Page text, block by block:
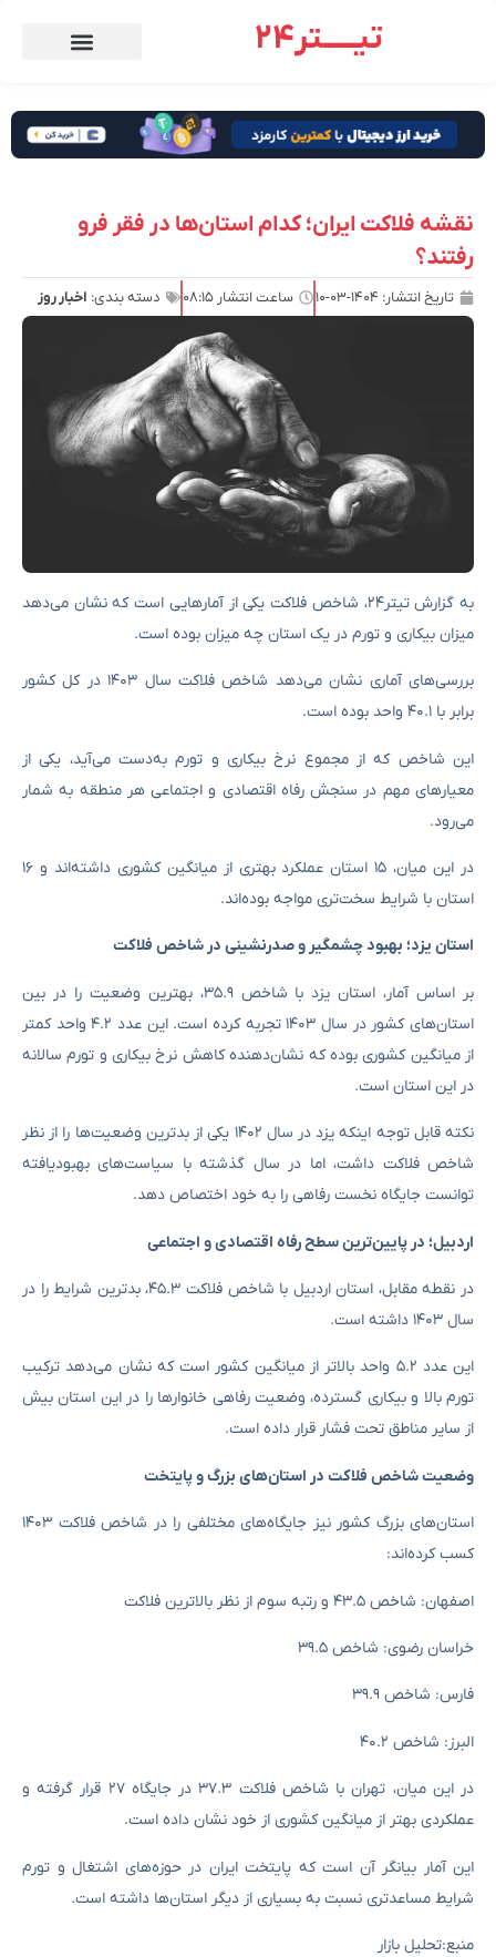
تیـــــتر24
نقشه فلاکت ایران؛ کدام استان‌ها در فقر فرو
رفتند؟
تاریخ انتشار: ۱۴۰۴-۰۳-۱۰ ساعت انتشار ۰۸:۱۵ دسته بندی: اخبار روز
به گزارش تیتر۲۴، شاخص فلاکت یکی از آمارهایی است که نشان می‌دهد
میزان بیکاری و تورم در یک استان چه میزان بوده است.
بررسی‌های آماری نشان می‌دهد شاخص فلاکت سال ۱۴۰۳ در کل کشور
برابر با ۴۰.۱ واحد بوده است.
این شاخص که از مجموع نرخ بیکاری و تورم به‌دست می‌آید، یکی از
معیارهای مهم در سنجش رفاه اقتصادی و اجتماعی هر منطقه به شمار
می‌رود.
در این میان، ۱۵ استان عملکرد بهتری از میانگین کشوری داشته‌اند و ۱۶
استان با شرایط سخت‌تری مواجه بوده‌اند.
استان یزد؛ بهبود چشمگیر و صدرنشینی در شاخص فلاکت
بر اساس آمار، استان یزد با شاخص ۳۵.۹، بهترین وضعیت را در بین
استان‌های کشور در سال ۱۴۰۳ تجربه کرده است. این عدد ۴.۲ واحد کمتر
از میانگین کشوری بوده که نشان‌دهنده کاهش نرخ بیکاری و تورم سالانه
در این استان است.
نکته قابل توجه اینکه یزد در سال ۱۴۰۲ یکی از بدترین وضعیت‌ها را از نظر
شاخص فلاکت داشت، اما در سال گذشته با سیاست‌های بهبودیافته
توانست جایگاه نخست رفاهی را به خود اختصاص دهد.
اردبیل؛ در پایین‌ترین سطح رفاه اقتصادی و اجتماعی
در نقطه مقابل، استان اردبیل با شاخص فلاکت ۴۵.۳، بدترین شرایط را در
سال ۱۴۰۳ داشته است.
این عدد ۵.۲ واحد بالاتر از میانگین کشور است که نشان می‌دهد ترکیب
تورم بالا و بیکاری گسترده، وضعیت رفاهی خانوارها را در این استان بیش
از سایر مناطق تحت فشار قرار داده است.
وضعیت شاخص فلاکت در استان‌های بزرگ و پایتخت
استان‌های بزرگ کشور نیز جایگاه‌های مختلفی را در شاخص فلاکت ۱۴۰۳
کسب کرده‌اند:
اصفهان: شاخص ۴۳.۵ و رتبه سوم از نظر بالاترین فلاکت
خراسان رضوی: شاخص ۳۹.۵
فارس: شاخص ۳۹.۹
البرز: شاخص ۴۰.۲
در این میان، تهران با شاخص فلاکت ۳۷.۳ در جایگاه ۲۷ قرار گرفته و
عملکردی بهتر از میانگین کشوری از خود نشان داده است.
این آمار بیانگر آن است که پایتخت ایران در حوزه‌های اشتغال و تورم
شرایط مساعدتری نسبت به بسیاری از دیگر استان‌ها داشته است.
منبع:تحلیل بازار